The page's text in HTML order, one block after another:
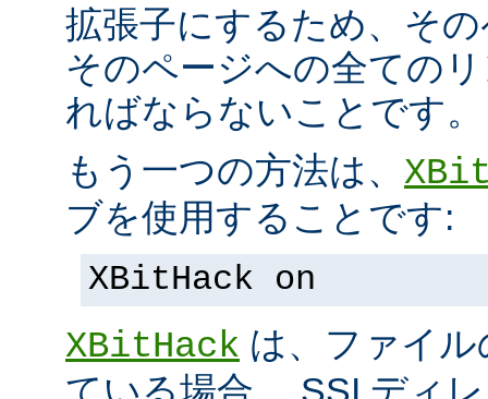
拡張子にするため、そ
そのページへの全ての
ればならないことです。
もう一つの方法は、
ブを使用することです:
XBitHack on
XBitHack は、ファイ